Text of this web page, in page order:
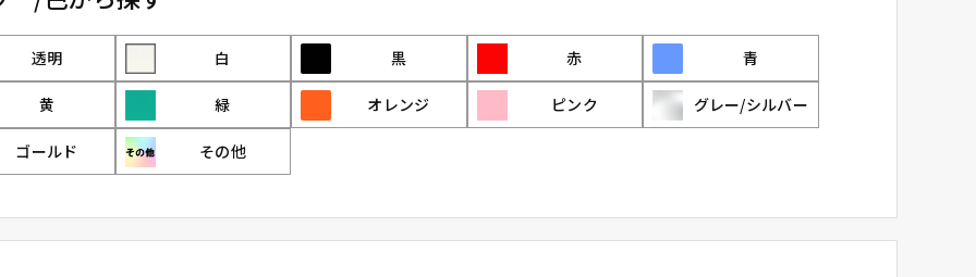
透明 白 黒 赤 青
黄 緑 オレンジ ピンク グレー/シルバー
ゴールド その他